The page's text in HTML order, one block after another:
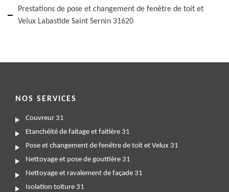
Prestations de pose et changement de fenêtre de toit et
Velux Labastide Saint Sernin 31620
NOS SERVICES
Couvreur 31
Etanchéité de faitage et faitière 31
Pose et changement de fenêtre de toit et Velux 31
Nettoyage et pose de gouttière 31
Nettoyage et ravalement de façade 31
Isolation toiture 31